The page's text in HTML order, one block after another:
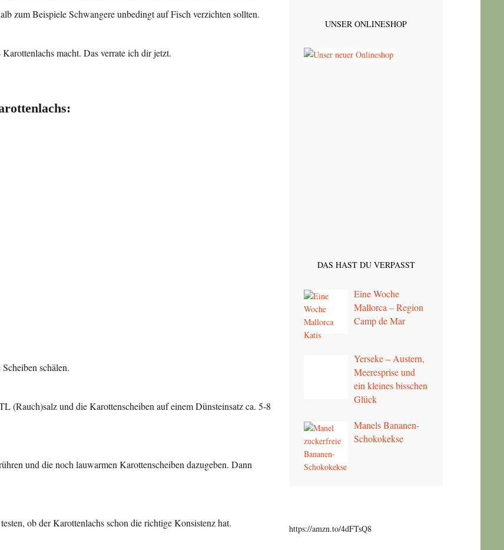
zum Beispiele Schwangere unbedingt auf Fisch verzichten sollten.
macht. Das verrate ich dir jetzt.
schälen.
(Rauch)salz und die Karottenscheiben auf einem Dünsteinsatz ca. 5-8
und die noch lauwarmen Karottenscheiben dazugeben. Dann
ob der Karottenlachs schon die richtige Konsistenz hat.
UNSER ONLINESHOP
DAS HAST DU VERPASST
Eine Woche
Mallorca – Region
Camp de Mar
Yerseke – Austern,
Meeresprise und
ein kleines bisschen
Glück
Manels Bananen-
Schokokekse
https://amzn.to/4dFTsQ8